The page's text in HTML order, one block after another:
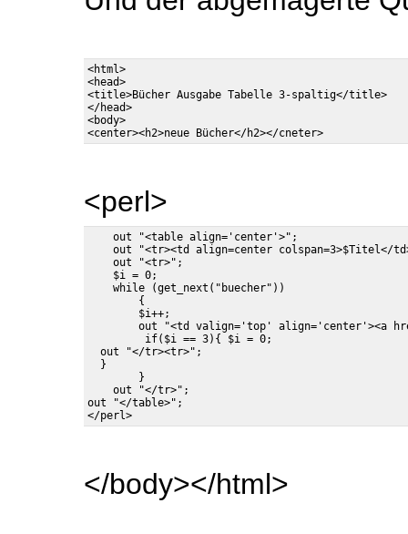
<html>
<head>
<title>Bücher Ausgabe Tabelle 3-spaltig</title>
</head>
<body>
<perl>
out "<table align='center'>";
out "<tr><td align=center colspan=3>$Titel</
out "<tr>";
$i = 0;
while (get_next("buecher"))
{
$i++;
out "<td valign='top' align='center'><a
if($i == 3){ $i = 0;
out "</tr><tr>";
}
}
out "</tr>";
out "</table>";
</body></html>